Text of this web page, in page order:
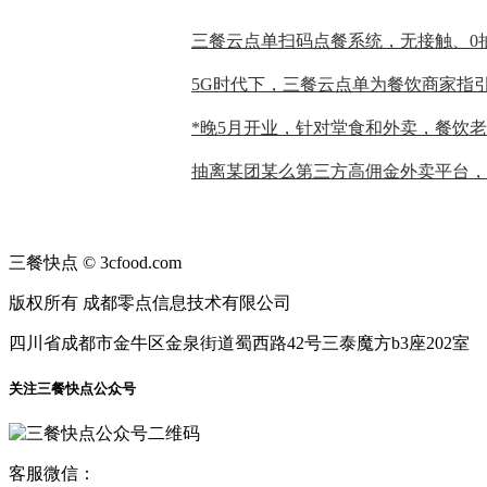
三餐快点 © 3cfood.com
版权所有 成都零点信息技术有限公司
四川省成都市金牛区金泉街道蜀西路42号三泰魔方b3座202室
关注三餐快点公众号
客服微信：